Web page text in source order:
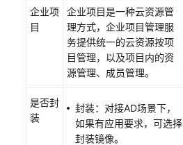
授
Workspace
权
限
企业项
目
企业项目是一种云资源管
理方式，企业项目管理服
务提供统一的云资源按项
目管理，以及项目内的资
源管理、成员管理。
是否封
装
封装：对接AD场景下，
如果有应用要求，可选择
封装镜像。